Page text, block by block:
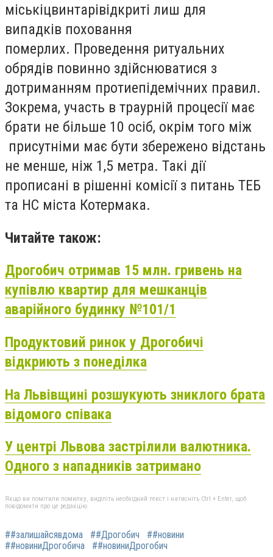
міськіцвинтарівідкриті лиш для
випадків поховання
померлих. Проведення ритуальних
обрядів повинно здійснюватися з
дотриманням протиепідемічних правил.
Зокрема, участь в траурній процесії має
брати не більше 10 осіб, окрім того між
присутніми має бути збережено відстань
не менше, ніж 1,5 метра. Такі дії
прописані в рішенні комісії з питань ТЕБ
та НС міста Котермака.
Читайте також:
Дрогобич отримав 15 млн. гривень на
купівлю квартир для мешканців
аварійного будинку №101/1
Продуктовий ринок у Дрогобичі
відкриють з понеділка
На Львівщині розшукують зниклого брата
відомого співака
У центрі Львова застрілили валютника.
Одного з нападників затримано
Якщо ви помітили помилку, виділіть необхідний текст і натисніть Ctrl + Enter, щоб
повідомити про це редакцію
##залишайсявдома ##Дрогобич
##новини
##новиниДрогобича
##новиниДрогобич